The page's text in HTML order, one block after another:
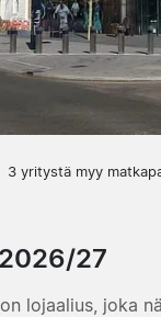
3 yritystä myy
27
lojaalius, joka